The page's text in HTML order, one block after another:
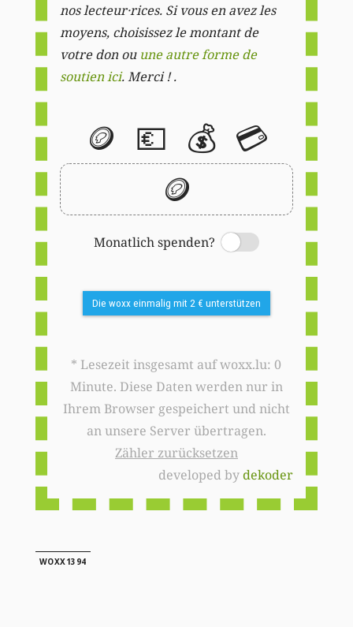
nos lecteur·rices. Si vous en avez les
moyens, choisissez le montant de
votre don ou une autre forme de
soutien ici. Merci ! .
🪙 💶 💰 💳
🪙
Monatlich spenden?
Switch
Die woxx einmalig mit 2 € unterstützen
* Lesezeit insgesamt auf woxx.lu: 0
Minute. Diese Daten werden nur in
Ihrem Browser gespeichert und nicht
an unsere Server übertragen.
Zähler zurücksetzen
developed bydekoder
WOXX1394